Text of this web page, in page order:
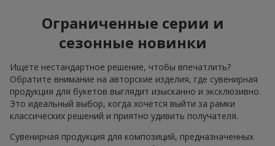
Ограниченные серии и
сезонные новинки
Ищете нестандартное решение, чтобы впечатлить?
Обратите внимание на авторские изделия, где сувенирная
продукция для букетов выглядит изысканно и эксклюзивно.
Это идеальный выбор, когда хочется выйти за рамки
классических решений и приятно удивить получателя.
Сувенирная продукция для композиций, предназначенных